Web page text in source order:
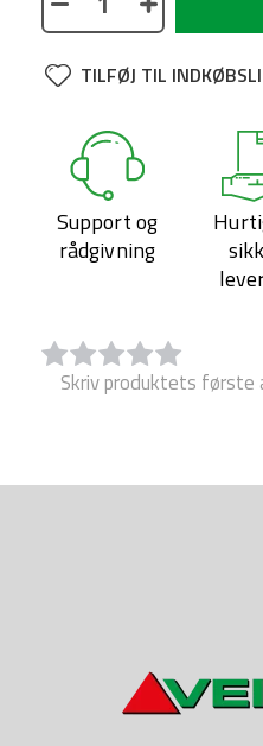
TILFØJ TIL
Support og
rådgivning
Skriv produktets første